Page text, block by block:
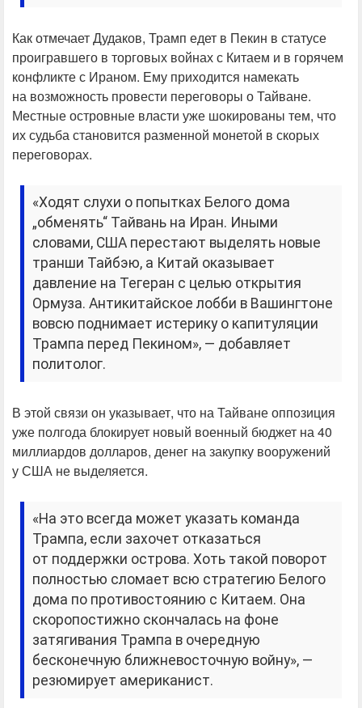
Как отмечает Дудаков, Трамп едет в Пекин в статусе
проигравшего в торговых войнах с Китаем и в горячем
конфликте с Ираном. Ему приходится намекать
на возможность провести переговоры о Тайване.
Местные островные власти уже шокированы тем, что
их судьба становится разменной монетой в скорых
переговорах.
«Ходят слухи о попытках Белого дома
„обменять“ Тайвань на Иран. Иными
словами, США перестают выделять новые
транши Тайбэю, а Китай оказывает
давление на Тегеран с целью открытия
Ормуза. Антикитайское лобби в Вашингтоне
вовсю поднимает истерику о капитуляции
Трампа перед Пекином», — добавляет
политолог.
В этой связи он указывает, что на Тайване оппозиция
уже полгода блокирует новый военный бюджет на 40
миллиардов долларов, денег на закупку вооружений
у США не выделяется.
«На это всегда может указать команда
Трампа, если захочет отказаться
от поддержки острова. Хоть такой поворот
полностью сломает всю стратегию Белого
дома по противостоянию с Китаем. Она
скоропостижно скончалась на фоне
затягивания Трампа в очередную
бесконечную ближневосточную войну», —
резюмирует американист.